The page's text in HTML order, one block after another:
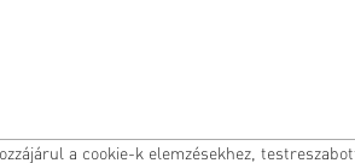
a cookie-k elemzésekhez,